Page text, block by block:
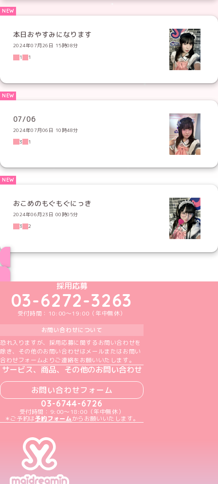
本日おやすみになります
2024年07月26日 15時08分
1
1
07/06
2024年07月06日 10時48分
3
1
おこめのもぐもぐにっき
2024年06月23日 00時05分
3
2
めいどりーみんTikTok公式アカウント
めいどりーみんX公式アカウント
めいどりーみんInstagram公式アカウント
めいどりーみんFacebook公式アカウン
めいどりーみんYouTube公式アカ
採用応募
03-6272-3263
受付時間：10:00～19:00（年中無休）
お問い合わせについて
恐れ入りますが、採用応募に関するお問い合わせを
除き、その他のお問い合わせはメールまたはお問い
合わせフォームよりご連絡をお願いいたします。
サービス、商品、その他のお問い合わせ
お問い合わせフォーム
03-6744-6726
受付時間：9:00～18:00（年中無休）
＊ご予約は予約フォームからお願いいたします。